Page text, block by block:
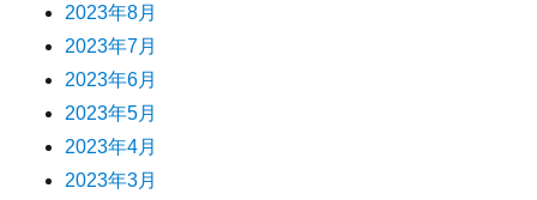
2023年8月
2023年7月
2023年6月
2023年5月
2023年4月
2023年3月